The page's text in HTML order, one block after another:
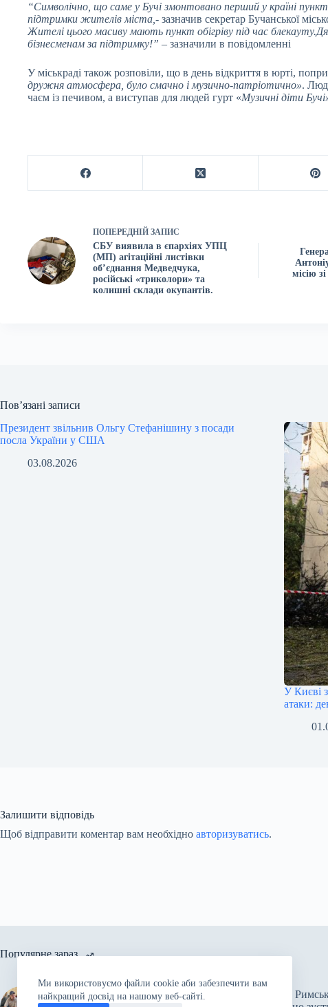
Ми використовуємо файли cookie аби забезпечити вам
найкращий досвід на нашому веб-сайті.
“Символічно, що саме у Бучі змонтовано перший у країні пункт
підтримки жителів міста,- зазначив секретар Бучанської
Жителі цього масиву мають пункт обігріву під час
бізнесменам за підтримку!” – зазначили в повідомленні
У міськраді також розповіли, що в день відкриття в юрті,
дружня атмосфера, було смачно і музично-патріотично».
чаєм із печивом, а виступав для людей гурт «Музичні діти
ПОПЕРЕДНІЙ ЗАПИС
СБУ виявила в єпархіях УПЦ
(МП) агітаційні листівки
об’єднання Медведчука,
російські «триколори» та
колишні склади окупантів.
місію
Пов’язані записи
Президент звільнив Ольгу Стефанішину з посади
посла України у США
03.08.2026
У Києві
атаки:
Залишити відповідь
Щоб відправити коментар вам необхідно авторизуватись.
Популярне зараз
російські війська підірвали
Каховську ГЕС: підтоплено
Папа